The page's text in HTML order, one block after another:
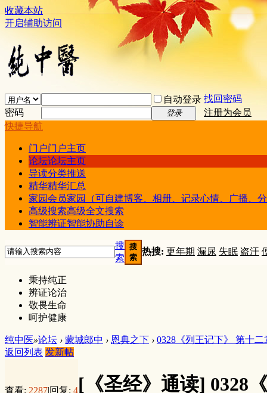
收藏本站
开启辅助访问
自动登录 找回密码
密码
登录
注册为会员
快捷导航
门户门户主页
论坛论坛主页
导读分类推送
精华精华汇总
家园会员家园（可自建博客、相册、记录心情、广播、
高级搜索高级全文搜索
智能辨证智能协助自诊
搜
索
搜
索
热搜: 更年期 漏尿 失眠 盗汗
秉持纯正
辨证论治
敬畏生命
呵护健康
纯中医»论坛 › 蒙城郎中 › 恩典之下 › 0328《列王记下》 第十二
返回列表 发新帖
查看: 2287|回复: 4[《圣经》通读] 0328